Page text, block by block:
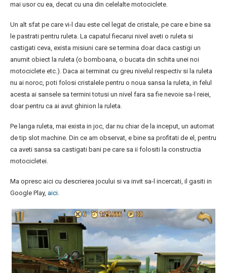
mai usor cu ea, decat cu una din celelalte motociclete.
Un alt sfat pe care vi-l dau este cel legat de cristale, pe care e bine sa
le pastrati pentru ruleta. La capatul fiecarui nivel aveti o ruleta si
castigati ceva, exista misiuni care se termina doar daca castigi un
anumit obiect la ruleta (o bomboana, o bucata din schita unei noi
motociclete etc.). Daca ai terminat cu greu nivelul respectiv si la ruleta
nu ai noroc, poti folosi cristalele pentru o noua sansa la ruleta, in felul
acesta ai sansele sa termini totusi un nivel fara sa fie nevoie sa-l reiei,
doar pentru ca ai avut ghinion la ruleta.
Pe langa ruleta, mai exista in joc, dar nu chiar de la inceput, un automat
de tip slot machine. Din ce am observat, e bine sa profitati de el, pentru
ca aveti sansa sa castigati bani pe care sa ii folositi la constructia
motocicletei.
Ma opresc aici cu descrierea jocului si va invit sa-l incercati, il gasiti in
Google Play, aici.